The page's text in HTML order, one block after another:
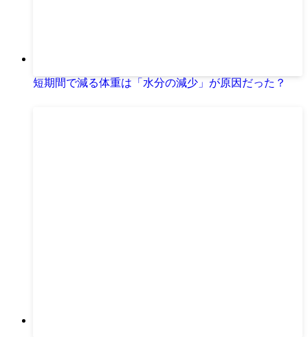
短期間で減る体重は「水分の減少」が原因だった？